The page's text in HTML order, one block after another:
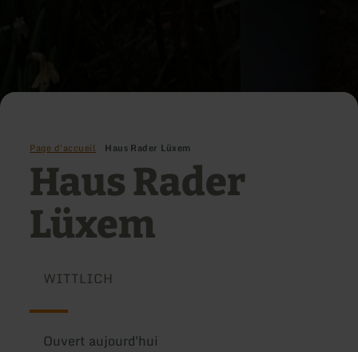
Page d'accueil Haus Rader Lüxem
Haus Rader
Lüxem
WITTLICH
Ouvert aujourd'hui